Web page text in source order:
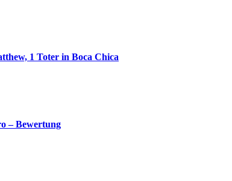
1 Toter in Boca Chica
– Bewertung